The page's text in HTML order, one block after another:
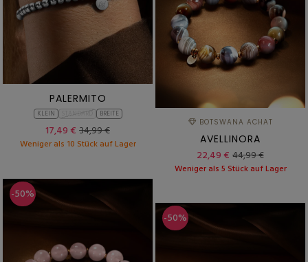
PALERMITO
KLEIN BREITE
17,49 € 34,99 €
Weniger als 10 Stück auf Lager
BOTSWANA ACHAT
AVELLINORA
22,49 € 44,99 €
Weniger als 5 Stück auf Lager
-50%
-50%